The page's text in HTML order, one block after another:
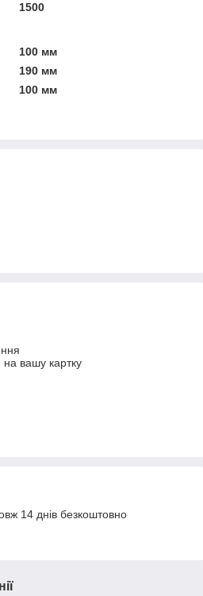
1500
100 мм
190 мм
100 мм
на вашу картку
14 днів безкоштовно